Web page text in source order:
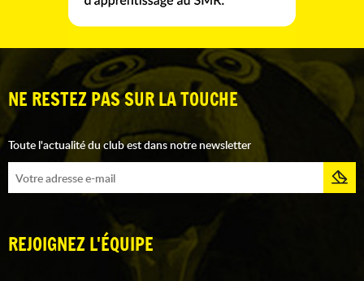
NE RESTEZ PAS SUR LA TOUCHE
Toute l'actualité du club est dans notre newsletter
REJOIGNEZ L'ÉQUIPE